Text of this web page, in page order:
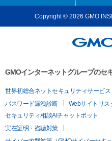
Copyright © 2026 GMO
GMOインターネットグループのセ
世界初総合ネットセキュリティサービス
パスワード漏洩診断
Webサイトリス
セキュリティ相談AIチャットボット
実在証明・盗聴対策